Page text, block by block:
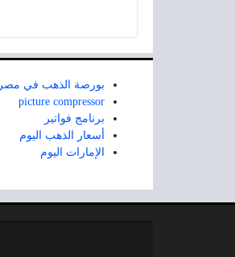
بورصة الذهب في مصر
picture compressor
برنامج فواتير
أسعار الذهب اليوم
الإمارات اليوم